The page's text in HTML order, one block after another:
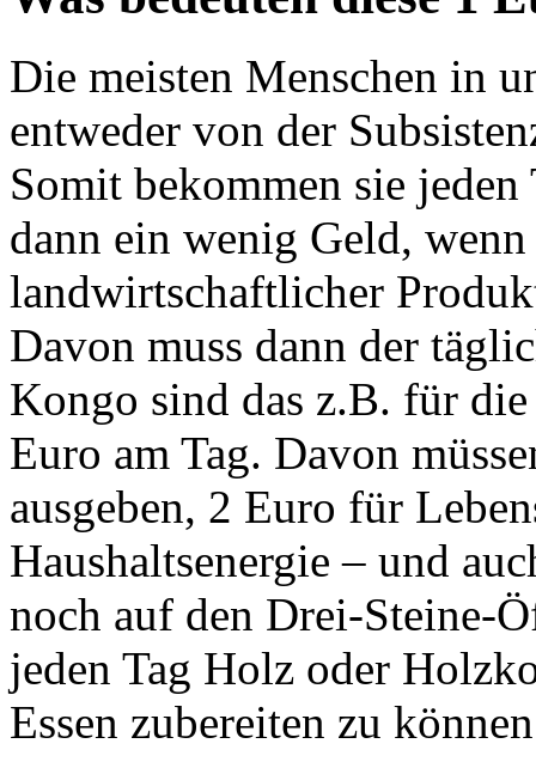
Die meisten Menschen in
entweder von der
Somit bekommen sie
dann ein wenig Geld, wenn
landwirtschaftlicher
Davon muss dann der
Kongo sind das z.B. für
Euro am Tag. Davon
ausgeben, 2 Euro für
Haushaltsenergie – und
noch auf den Drei-Steine-
jeden Tag Holz oder
Essen zubereiten zu